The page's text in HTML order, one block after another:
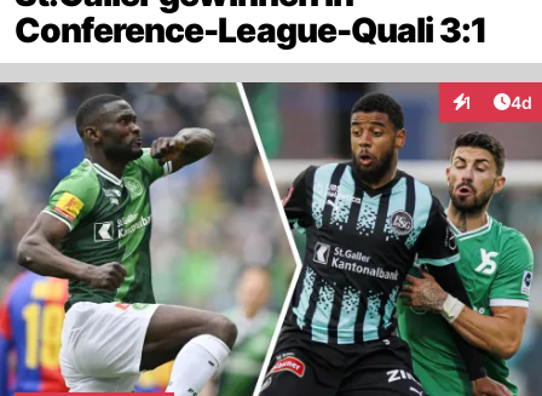
Conference-League-Quali 3:1
1 4d